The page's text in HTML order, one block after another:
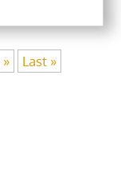
» Last »